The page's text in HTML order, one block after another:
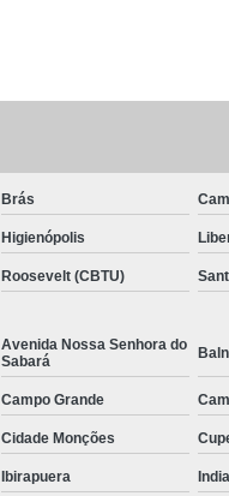
Brás
Higienópolis
Roosevelt (CBTU)
Avenida Nossa Senhora do
Sabará
Campo Grande
Cidade Monções
Ibirapuera